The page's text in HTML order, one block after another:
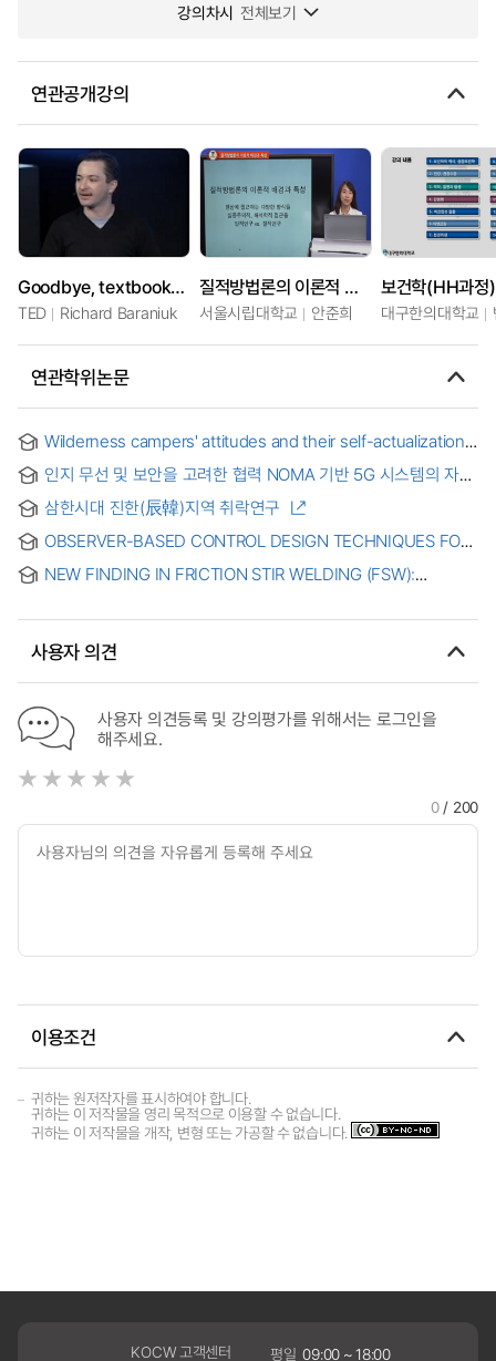
강의차시 전체보기
연관공개강의
Goodbye, textbooks; hello, open-source learning
TED Richard Baraniuk
질적방법론의 이론적 배경과 쟁점
서울시립대학교 안준희
보건학(HH과정)
대구한의대학교
연관학위논문
Wilderness campers' attitudes and their self-actualization
based on study in three ontario provincial parks
인지 무선 및 보안을 고려한 협력 NOMA 기반 5G 시스템의 자원
최적화 연구
삼한시대 진한(辰韓)지역 취락연구
OBSERVER-BASED CONTROL DESIGN TECHNIQUES FOR
NEW FINDING IN FRICTION STIR WELDING (FSW):
FSW, AND ADHESIVE ASSISTED COMPOSITE
사용자 의견
사용자 의견등록 및 강의평가를 위해서는 로그인을
해주세요.
0/ 200
이용조건
귀하는 원저작자를 표시하여야 합니다.
귀하는 이 저작물을 영리 목적으로 이용할 수 없습니다.
귀하는 이 저작물을 개작, 변형 또는 가공할 수 없습니다.
KOCW 고객센터 평일 09:00 ~ 18:00